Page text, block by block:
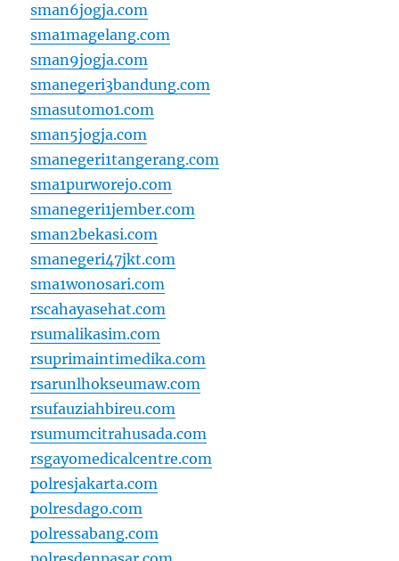
sman6jogja.com
sma1magelang.com
sman9jogja.com
smanegeri3bandung.com
smasutomo1.com
sman5jogja.com
smanegeri1tangerang.com
sma1purworejo.com
smanegeri1jember.com
sman2bekasi.com
smanegeri47jkt.com
sma1wonosari.com
rscahayasehat.com
rsumalikasim.com
rsuprimaintimedika.com
rsarunlhokseumaw.com
rsufauziahbireu.com
rsumumcitrahusada.com
rsgayomedicalcentre.com
polresjakarta.com
polresdago.com
polressabang.com